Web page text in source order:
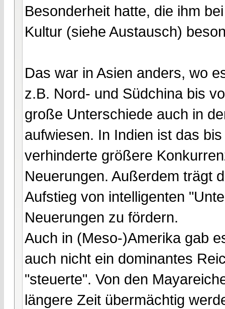
Besonderheit hatte, die ihm
Kultur (siehe Austausch)
Das war in Asien anders, wo
z.B. Nord- und Südchina bis
große Unterschiede auch in
aufwiesen. In Indien ist das
verhinderte größere
Neuerungen. Außerdem trägt
Aufstieg von intelligenten
Neuerungen zu fördern.
Auch in (Meso-)Amerika gab
auch nicht ein dominantes
"steuerte". Von den
längere Zeit übermächtig